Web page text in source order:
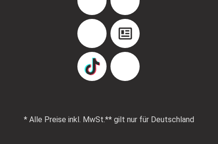
Facebook Instagram
YouTube Blog
TikTok Pinterest
* Alle Preise inkl. MwSt.** gilt nur für Deutschland